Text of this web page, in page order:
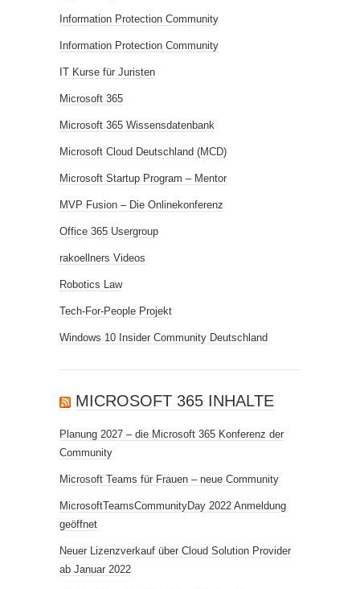
Information Protection Community
Information Protection Community
IT Kurse für Juristen
Microsoft 365
Microsoft 365 Wissensdatenbank
Microsoft Cloud Deutschland (MCD)
Microsoft Startup Program – Mentor
MVP Fusion – Die Onlinekonferenz
Office 365 Usergroup
rakoellners Videos
Robotics Law
Tech-For-People Projekt
Windows 10 Insider Community Deutschland
MICROSOFT 365 INHALTE
Planung 2027 – die Microsoft 365 Konferenz der
Community
Microsoft Teams für Frauen – neue Community
MicrosoftTeamsCommunityDay 2022 Anmeldung
geöffnet
Neuer Lizenzverkauf über Cloud Solution Provider
ab Januar 2022